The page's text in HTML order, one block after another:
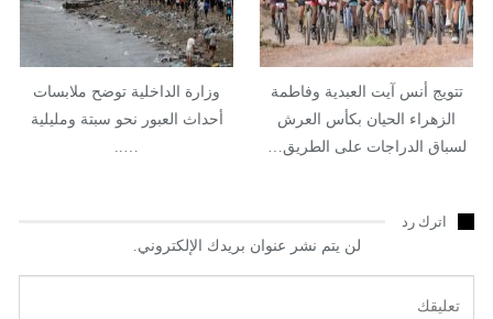
تتويج أنس آيت العبدية وفاطمة
الزهراء الحيان بكأس العرش
لسباق الدراجات على الطريق…
وزارة الداخلية توضح ملابسات
أحداث العبور نحو سبتة ومليلية
اترك رد
لن يتم نشر عنوان بريدك الإلكتروني.